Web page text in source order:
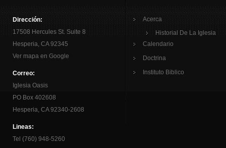
Dirección:
17508 Hercules St. Suite 8
Hesperia, CA 92345
Ver mapa en Google
Correo:
Iglesia Oasis
PO Box 402608
Hesperia, CA 92340-2608
Lineas:
Tel (760) 948-5260
Acerca
Historial De La Iglesia
Calendario
Doctrina
Instituto Biblico